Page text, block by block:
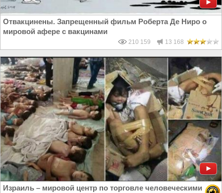
Отвакцинены. Запрещенный фильм Роберта Де Ниро о
мировой афере с вакцинами
210 159 13 168
Израиль – мировой центр по торговле человеческими